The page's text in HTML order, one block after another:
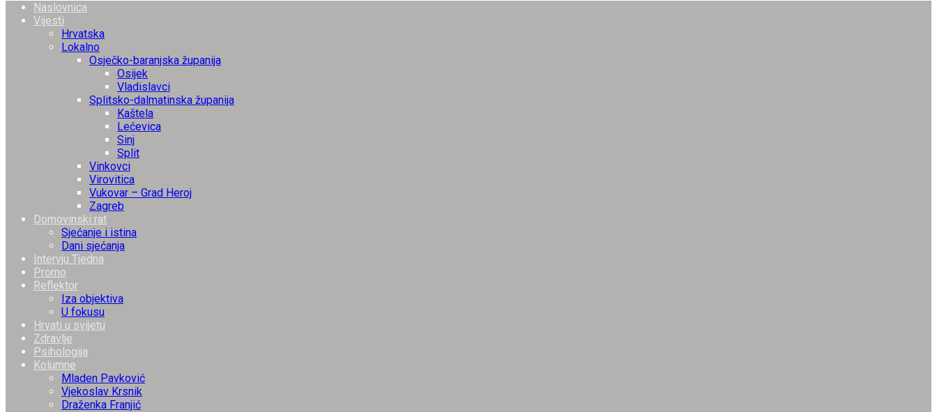
Naslovnica
Vijesti
Hrvatska
Lokalno
Osječko-baranjska županija
Osijek
Vladislavci
Splitsko-dalmatinska županija
Kaštela
Lećevica
Sinj
Split
Vinkovci
Virovitica
Vukovar – Grad Heroj
Zagreb
Domovinski rat
Sjećanje i istina
Dani sjećanja
Intervju Tjedna
Promo
Reflektor
Iza objektiva
U fokusu
Hrvati u svijetu
Zdravlje
Psihologija
Kolumne
Mladen Pavković
Vjekoslav Krsnik
Draženka Franjić